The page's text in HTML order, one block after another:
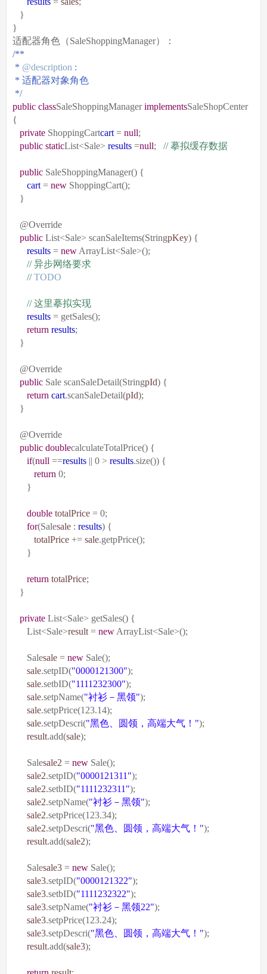
}
}
适配器角色（SaleShoppingManager）：
/**
* @description :
* 适配器对象角色
*/
public classSaleShoppingManagerimplementsSaleShopCenter
{
private ShoppingCartcart = null;
public staticList<Sale> results =null; //摹拟缓存数据
public SaleShoppingManager() {
cart = new ShoppingCart();
}
@Override
public List<Sale> scanSaleItems(StringpKey) {
results = new ArrayList<Sale>();
//异步网络要求
//TODO
//这里摹拟实现
results = getSales();
return results;
}
@Override
public Sale scanSaleDetail(StringpId) {
return cart.scanSaleDetail(pId);
}
@Override
public doublecalculateTotalPrice() {
if(null ==results || 0 > results.size()) {
return 0;
}
double totalPrice = 0;
for(Salesale : results) {
totalPrice += sale.getpPrice();
}
return totalPrice;
}
private List<Sale> getSales() {
List<Sale>result = new ArrayList<Sale>();
Salesale = new Sale();
sale.setpID("0000121300");
sale.setbID("1111232300");
sale.setpName("衬衫－黑领");
sale.setpPrice(123.14);
sale.setpDescri("黑色、圆领，高端大气！ ");
result.add(sale);
Salesale2 = new Sale();
sale2.setpID("0000121311");
sale2.setbID("1111232311");
sale2.setpName("衬衫－黑领");
sale2.setpPrice(123.34);
sale2.setpDescri("黑色、圆领，高端大气！ ");
result.add(sale2);
Salesale3 = new Sale();
sale3.setpID("0000121322");
sale3.setbID("1111232322");
sale3.setpName("衬衫－黑领22");
sale3.setpPrice(123.24);
sale3.setpDescri("黑色、圆领，高端大气！ ");
result.add(sale3);